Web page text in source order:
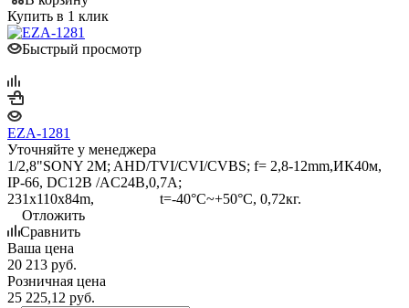
Купить в 1 клик
Быстрый просмотр
EZA-1281
Уточняйте у менеджера
1/2,8"SONY 2M; AHD/TVI/CVI/CVBS; f= 2,8-12mm,ИК40м,
IP-66, DC12B /AC24В,0,7A;
231x110x84m, t=-40°C~+50°C, 0,72кг.
Отложить
Сравнить
Ваша цена
20 213 руб.
Розничная цена
25 225,12 руб.